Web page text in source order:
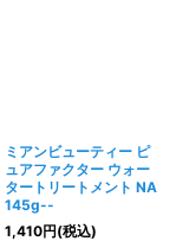
ミアンビューティー ピ
ュアファクター ウォー
タートリートメント NA
145g--
1,410円(税込)